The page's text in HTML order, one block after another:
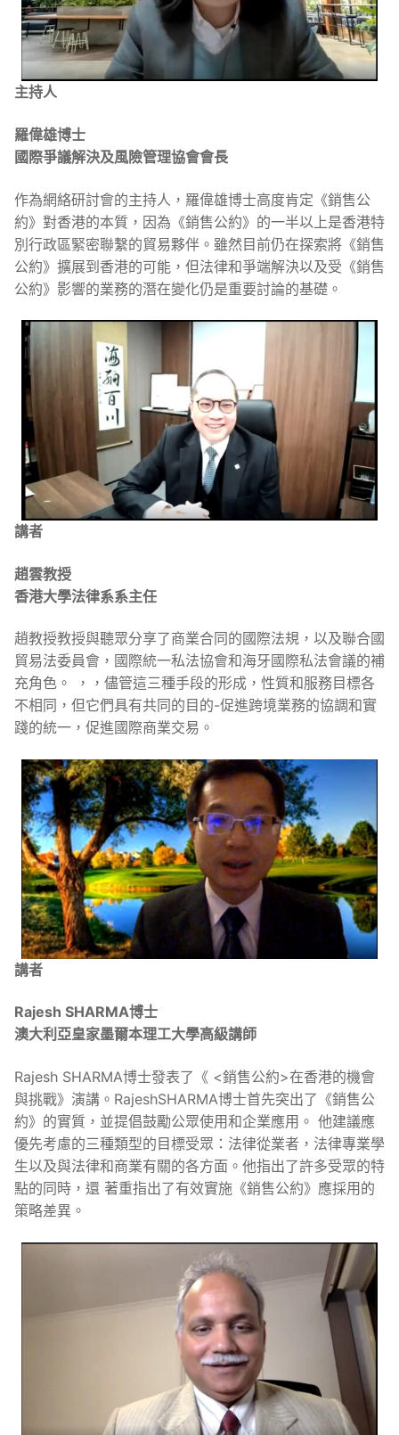
主持人
羅偉雄博士
國際爭議解決及風險管理協會會長
作為網絡研討會的主持人，羅偉雄博士高度肯定《銷售公
約》對香港的本質，因為《銷售公約》的一半以上是香港特
別行政區緊密聯繫的貿易夥伴。雖然目前仍在探索將《銷售
公約》擴展到香港的可能，但法律和爭端解決以及受《銷售
公約》影響的業務的潛在變化仍是重要討論的基礎。
講者
趙雲教授
香港大學法律系系主任
趙教授教授與聽眾分享了商業合同的國際法規，以及聯合國
貿易法委員會，國際統一私法協會和海牙國際私法會議的補
充角色。 ，，儘管這三種手段的形成，性質和服務目標各
不相同，但它們具有共同的目的-促進跨境業務的協調和實
踐的統一，促進國際商業交易。
講者
Rajesh SHARMA博士
澳大利亞皇家墨爾本理工大學高級講師
Rajesh SHARMA博士發表了《 <銷售公約>在香港的機會
與挑戰》演講。RajeshSHARMA博士首先突出了《銷售公
約》的實質，並提倡鼓勵公眾使用和企業應用。 他建議應
優先考慮的三種類型的目標受眾：法律從業者，法律專業學
生以及與法律和商業有關的各方面。他指出了許多受眾的特
點的同時，還 著重指出了有效實施《銷售公約》應採用的
策略差異。